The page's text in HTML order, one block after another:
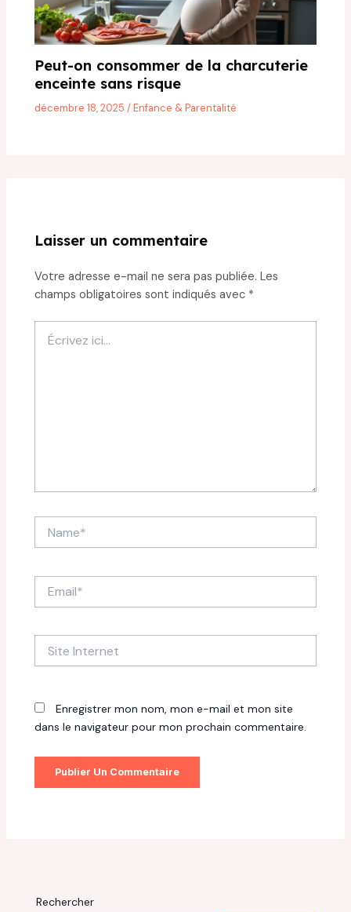
Peut-on consommer de la charcuterie
enceinte sans risque
décembre 18, 2025/Enfance & Parentalité
Laisser un commentaire
Votre adresse e-mail ne sera pas publiée. Les
champs obligatoires sont indiqués avec *
ici…
Internet
Enregistrer mon nom, mon e-mail et mon site
dans le navigateur pour mon prochain commentaire.
Rechercher